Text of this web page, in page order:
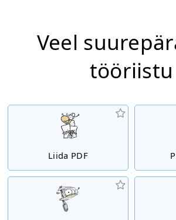
Veel
tööriistu
Liida PDF